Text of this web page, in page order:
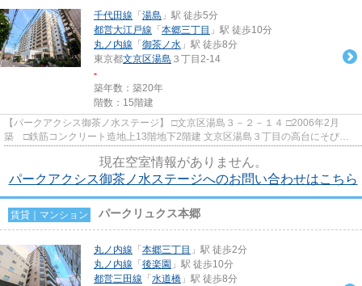
千代田線 「 湯島 」駅 徒歩5分
都営大江戸線 「 本郷三丁目 」駅 徒歩10分
丸ノ内線 「 御茶ノ水 」駅 徒歩8分
東京都文京区湯島 ３丁目2-14
-
築年数：築20年
階数：15階建
【パークアクシス御茶ノ水ステージ】 □文京区湯島３－２－１４ □2006年2月
築 □鉄筋コンクリート造地上13階地下2階建 文京区湯島３丁目の高台にそびえ
現在空室情報がありません。
パークアクシス御茶ノ水ステージへのお問い合わせはこちら
賃貸｜マンション パークリュクス本郷
丸ノ内線 「 本郷三丁目 」駅 徒歩2分
丸ノ内線 「 後楽園 」駅 徒歩10分
都営三田線 「 水道橋 」駅 徒歩8分